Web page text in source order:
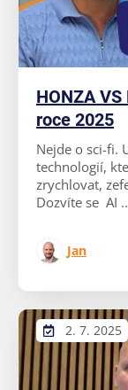
HONZA
roce 2025
Nejde o sci-fi.
technologií,
zrychlovat,
Dozvíte se AI
Jan
2. 7. 2025